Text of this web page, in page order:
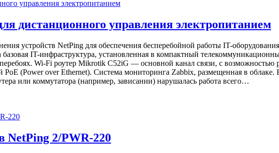
дистанционного управления электропитанием
устройств NetPing для обеспечения бесперебойной работы IT-
IT-инфраструктура, установленная в компактный
Wi-Fi роутер Mikrotik C52iG — основной канал связи, с возможностью
PoE (Power over Ethernet). Система мониторинга Zabbix, размещенная в
или коммутатора (например, зависании) нарушалась работа всего…
NetPing 2/PWR-220